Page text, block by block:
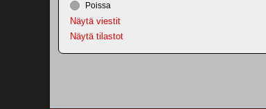
Poissa
Näytä viestit
Näytä tilastot